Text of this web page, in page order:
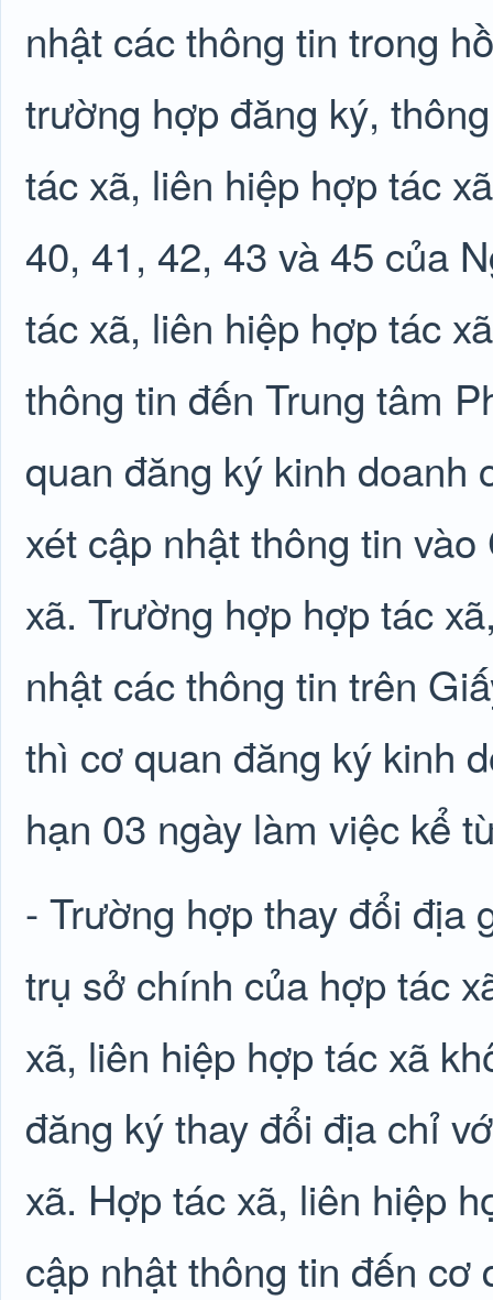
nhật các thông tin trong
trường hợp đăng ký,
tác xã, liên hiệp hợp tác
40, 41, 42, 43 và 45 của
tác xã, liên hiệp hợp tác
thông tin đến Trung tâm
quan đăng ký kinh doanh
xét cập nhật thông tin
xã. Trường hợp hợp tác
nhật các thông tin trên
thì cơ quan đăng ký kinh
hạn 03 ngày làm việc kể
- Trường hợp thay đổi địa
trụ sở chính của hợp tác
xã, liên hiệp hợp tác xã
đăng ký thay đổi địa chỉ
xã. Hợp tác xã, liên hiệp
cập nhật thông tin đến cơ